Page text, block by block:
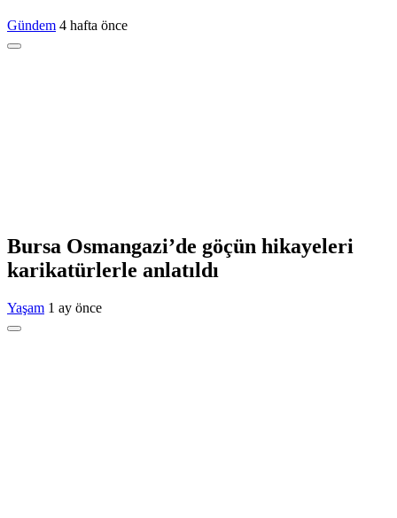
Gündem 4 hafta önce
Bursa Osmangazi’de göçün hikayeleri
karikatürlerle anlatıldı
Yaşam 1 ay önce